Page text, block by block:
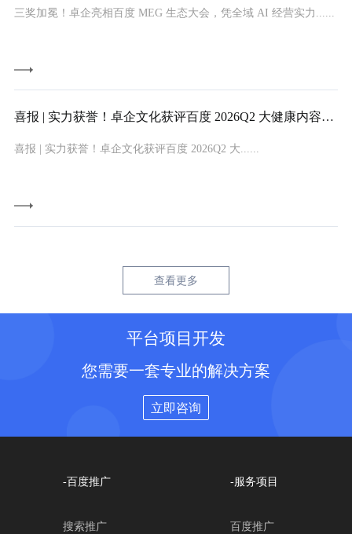
三奖加冕！卓企亮相百度 MEG 生态大会，凭全域 AI 经营实力......
喜报 | 实力获誉！卓企文化获评百度 2026Q2 大健康内容经
喜报 | 实力获誉！卓企文化获评百度 2026Q2 大......
查看更多
平台项目开发
您需要一套专业的解决方案
立即咨询
-百度推广
搜索推广
-服务项目
百度推广